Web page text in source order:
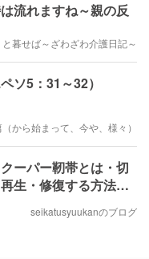
流れますね～親の反
暮せば～ざわざわ介護日記～
ソ5：31～32）
から始まって、今や、様々）
ーパー靭帯とは・切
生・修復する方法・
seikatusyuukanのブログ